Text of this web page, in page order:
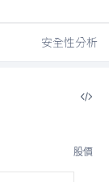
安全性分析